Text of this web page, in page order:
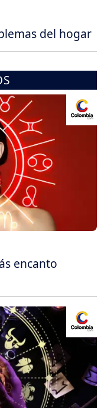
del hogar
encanto